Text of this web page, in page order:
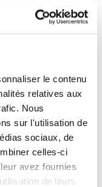
le contenu
relatives aux
Nous
sur l'utilisation de
sociaux, de
celles-ci
avez fournies
de leurs